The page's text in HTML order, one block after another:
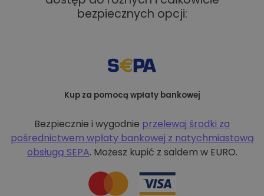
bezpiecznych opcji:
Kup za pomocą wpłaty bankowej
Bezpiecznie i wygodnie przelewaj środki za
pośrednictwem wpłaty bankowej z natychmiastową
obsługą SEPA. Możesz kupić z saldem w EURO.